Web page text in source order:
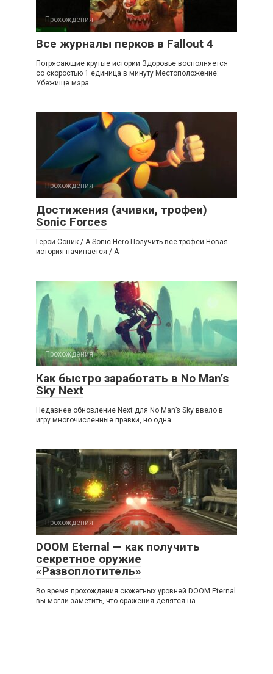
Прохождения
Все журналы перков в Fallout 4
Потрясающие крутые истории Здоровье восполняется
со скоростью 1 единица в минуту Местоположение:
Убежище мэра
Прохождения
Достижения (ачивки, трофеи)
Sonic Forces
Герой Соник / A Sonic Hero Получить все трофеи Новая
история начинается / A
Прохождения
Как быстро заработать в No Man’s
Sky Next
Недавнее обновление Next для No Man’s Sky ввело в
игру многочисленные правки, но одна
Прохождения
DOOM Eternal — как получить
секретное оружие
«Развоплотитель»
Во время прохождения сюжетных уровней DOOM Eternal
вы могли заметить, что сражения делятся на